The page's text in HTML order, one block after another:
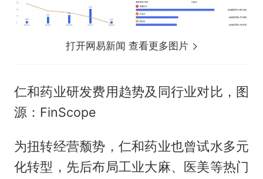
打开网易新闻 查看更多图片
仁和药业研发费用趋势及同行业对比，图
源：FinScope
为扭转经营颓势，仁和药业也曾试水多元
化转型，先后布局工业大麻、医美等热门